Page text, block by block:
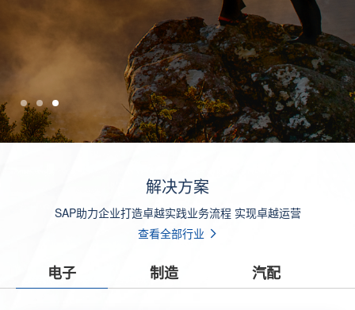
解决方案
SAP助力企业打造卓越实践业务流程 实现卓越运营
查看全部行业
电子 制造 汽配